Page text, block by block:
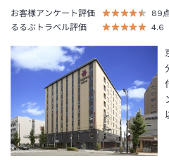
お客様アンケート評価
89
るるぶトラベル評価
4.6